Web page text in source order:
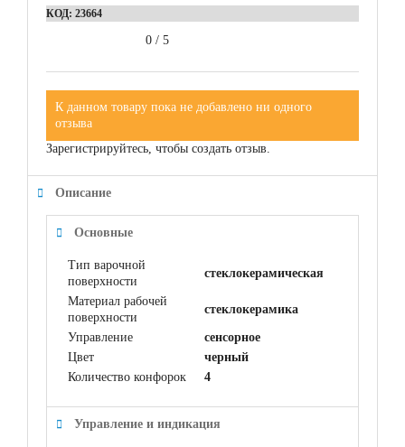
КОД: 23664
0 / 5
К данном товару пока не добавлено ни одного
отзыва
Зарегистрируйтесь, чтобы создать отзыв.
Описание
Основные
Тип варочной
поверхности
стеклокерамическая
Материал рабочей
поверхности
cтеклокерамика
Управление
сенсорное
Цвет
черный
Количество конфорок
4
Управление и индикация